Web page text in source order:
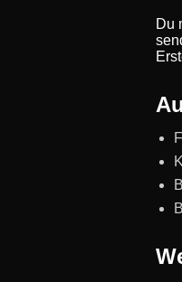
Du